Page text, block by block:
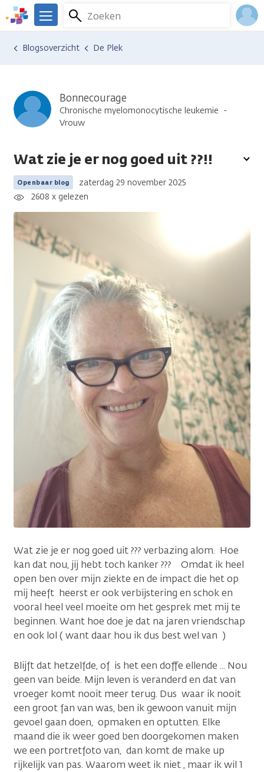
Overslaan
en
naar
We
er
Kanker.nl
Zoeken
Menu
Ervaringen van anderen
Blogsoverzicht De Plek
Bonnecourage
Chronische myelomonocytische leukemie
Vrouw
Wat zie je er nog goed uit ??!!
Openbaar blog
zaterdag 29 november 2025
2608 x gelezen
Wat zie je er nog goed uit ??? verbazing alom. Hoe
kan dat nou, jij hebt toch kanker ??? Omdat ik heel
open ben over mijn ziekte en de impact die het op
mij heeft heerst er ook verbijstering en schok en
vooral heel veel moeite om het gesprek met mij te
beginnen. Want hoe doe je dat na jaren vriendschap
en ook lol ( want daar hou ik dus best wel van )
Blijft dat hetzelfde, of is het een doffe ellende ... Nou
geen van beide. Mijn leven is veranderd en dat van
vroeger komt nooit meer terug. Dus waar ik nooit
een groot fan van was, ben ik gewoon vanuit mijn
gevoel gaan doen, opmaken en optutten. Elke
maand die ik weer goed ben doorgekomen maken
we een portretfoto van, dan komt de make up
rijkelijk van pas. Waarom weet ik niet , maar ik wil 1